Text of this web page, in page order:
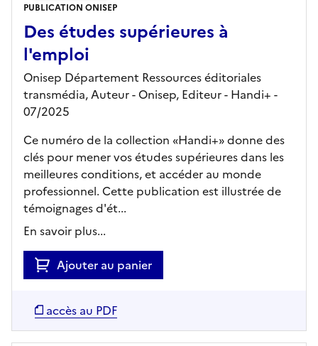
PUBLICATION ONISEP
Des études supérieures à
l'emploi
Onisep Département Ressources éditoriales
transmédia, Auteur - Onisep, Editeur- Handi+ -
07/2025
Ce numéro de la collection «Handi+» donne des
clés pour mener vos études supérieures dans les
meilleures conditions, et accéder au monde
professionnel. Cette publication est illustrée de
témoignages d'ét...
En savoir plus...
Ajouter au panier
accès au PDF